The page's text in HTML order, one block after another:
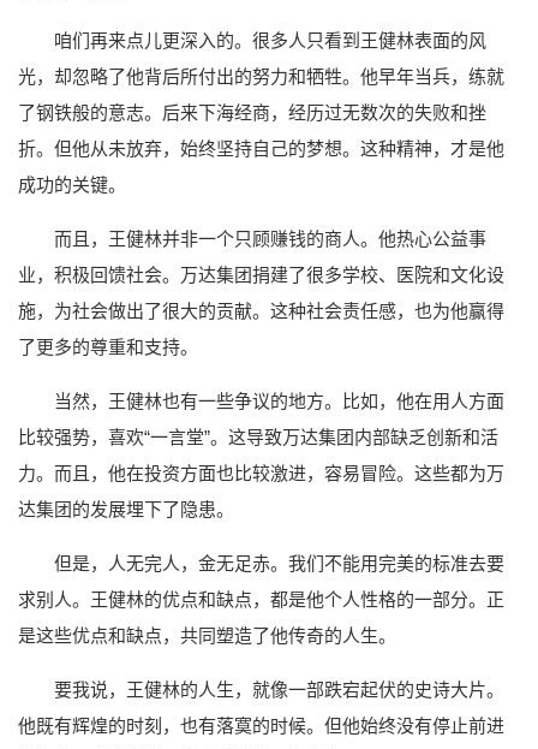
咱们再来点儿更深入的。很多人只看到王健林表面的风
光，却忽略了他背后所付出的努力和牺牲。他早年当兵，练就
了钢铁般的意志。后来下海经商，经历过无数次的失败和挫
折。但他从未放弃，始终坚持自己的梦想。这种精神，才是他
成功的关键。
而且，王健林并非一个只顾赚钱的商人。他热心公益事
业，积极回馈社会。万达集团捐建了很多学校、医院和文化设
施，为社会做出了很大的贡献。这种社会责任感，也为他赢得
了更多的尊重和支持。
当然，王健林也有一些争议的地方。比如，他在用人方面
比较强势，喜欢“一言堂”。这导致万达集团内部缺乏创新和活
力。而且，他在投资方面也比较激进，容易冒险。这些都为万
达集团的发展埋下了隐患。
但是，人无完人，金无足赤。我们不能用完美的标准去要
求别人。王健林的优点和缺点，都是他个人性格的一部分。正
是这些优点和缺点，共同塑造了他传奇的人生。
要我说，王健林的人生，就像一部跌宕起伏的史诗大片。
他既有辉煌的时刻，也有落寞的时候。但他始终没有停止前进